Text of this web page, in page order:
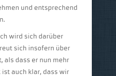
und entsprechend
wird sich darüber
sich insofern über
als dass er nun mehr
auch klar, dass wir